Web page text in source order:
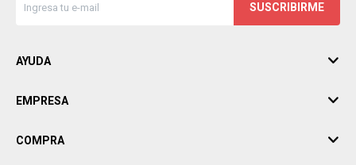
SUSCRIBIRME
AYUDA
EMPRESA
COMPRA